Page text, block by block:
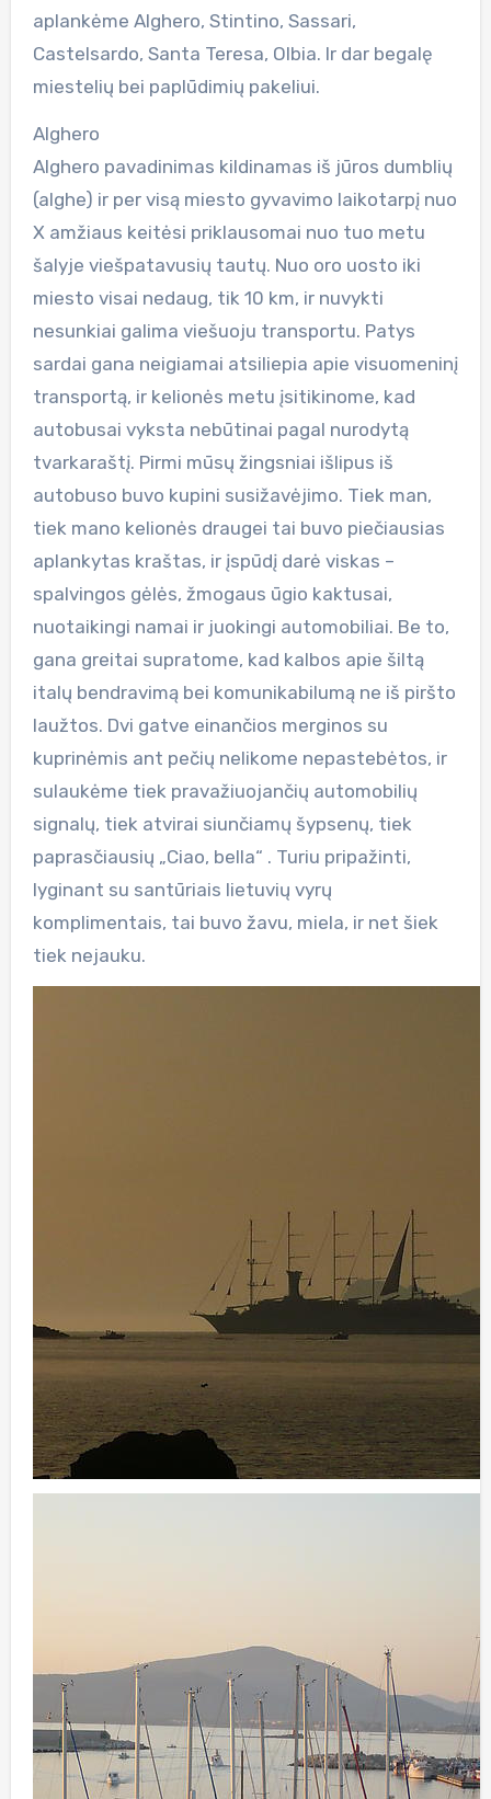
aplankėme Alghero, Stintino, Sassari,
Castelsardo, Santa Teresa, Olbia. Ir dar begalę
miestelių bei paplūdimių pakeliui.
Alghero
Alghero pavadinimas kildinamas iš jūros dumblių
(alghe) ir per visą miesto gyvavimo laikotarpį nuo
X amžiaus keitėsi priklausomai nuo tuo metu
šalyje viešpatavusių tautų. Nuo oro uosto iki
miesto visai nedaug, tik 10 km, ir nuvykti
nesunkiai galima viešuoju transportu. Patys
sardai gana neigiamai atsiliepia apie visuomeninį
transportą, ir kelionės metu įsitikinome, kad
autobusai vyksta nebūtinai pagal nurodytą
tvarkaraštį. Pirmi mūsų žingsniai išlipus iš
autobuso buvo kupini susižavėjimo. Tiek man,
tiek mano kelionės draugei tai buvo piečiausias
aplankytas kraštas, ir įspūdį darė viskas –
spalvingos gėlės, žmogaus ūgio kaktusai,
nuotaikingi namai ir juokingi automobiliai. Be to,
gana greitai supratome, kad kalbos apie šiltą
italų bendravimą bei komunikabilumą ne iš piršto
laužtos. Dvi gatve einančios merginos su
kuprinėmis ant pečių nelikome nepastebėtos, ir
sulaukėme tiek pravažiuojančių automobilių
signalų, tiek atvirai siunčiamų šypsenų, tiek
paprasčiausių „Ciao, bella“ . Turiu pripažinti,
lyginant su santūriais lietuvių vyrų
komplimentais, tai buvo žavu, miela, ir net šiek
tiek nejauku.